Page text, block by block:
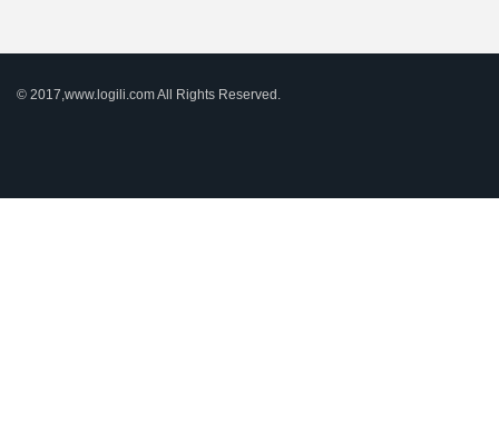
© 2017,www.logili.com All Rights Reserved.